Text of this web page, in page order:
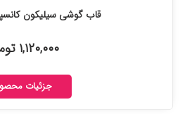
قاب گوشی سیلیکون کانسپت
۱,۱۲۰,۰۰۰ تومان
جزئیات